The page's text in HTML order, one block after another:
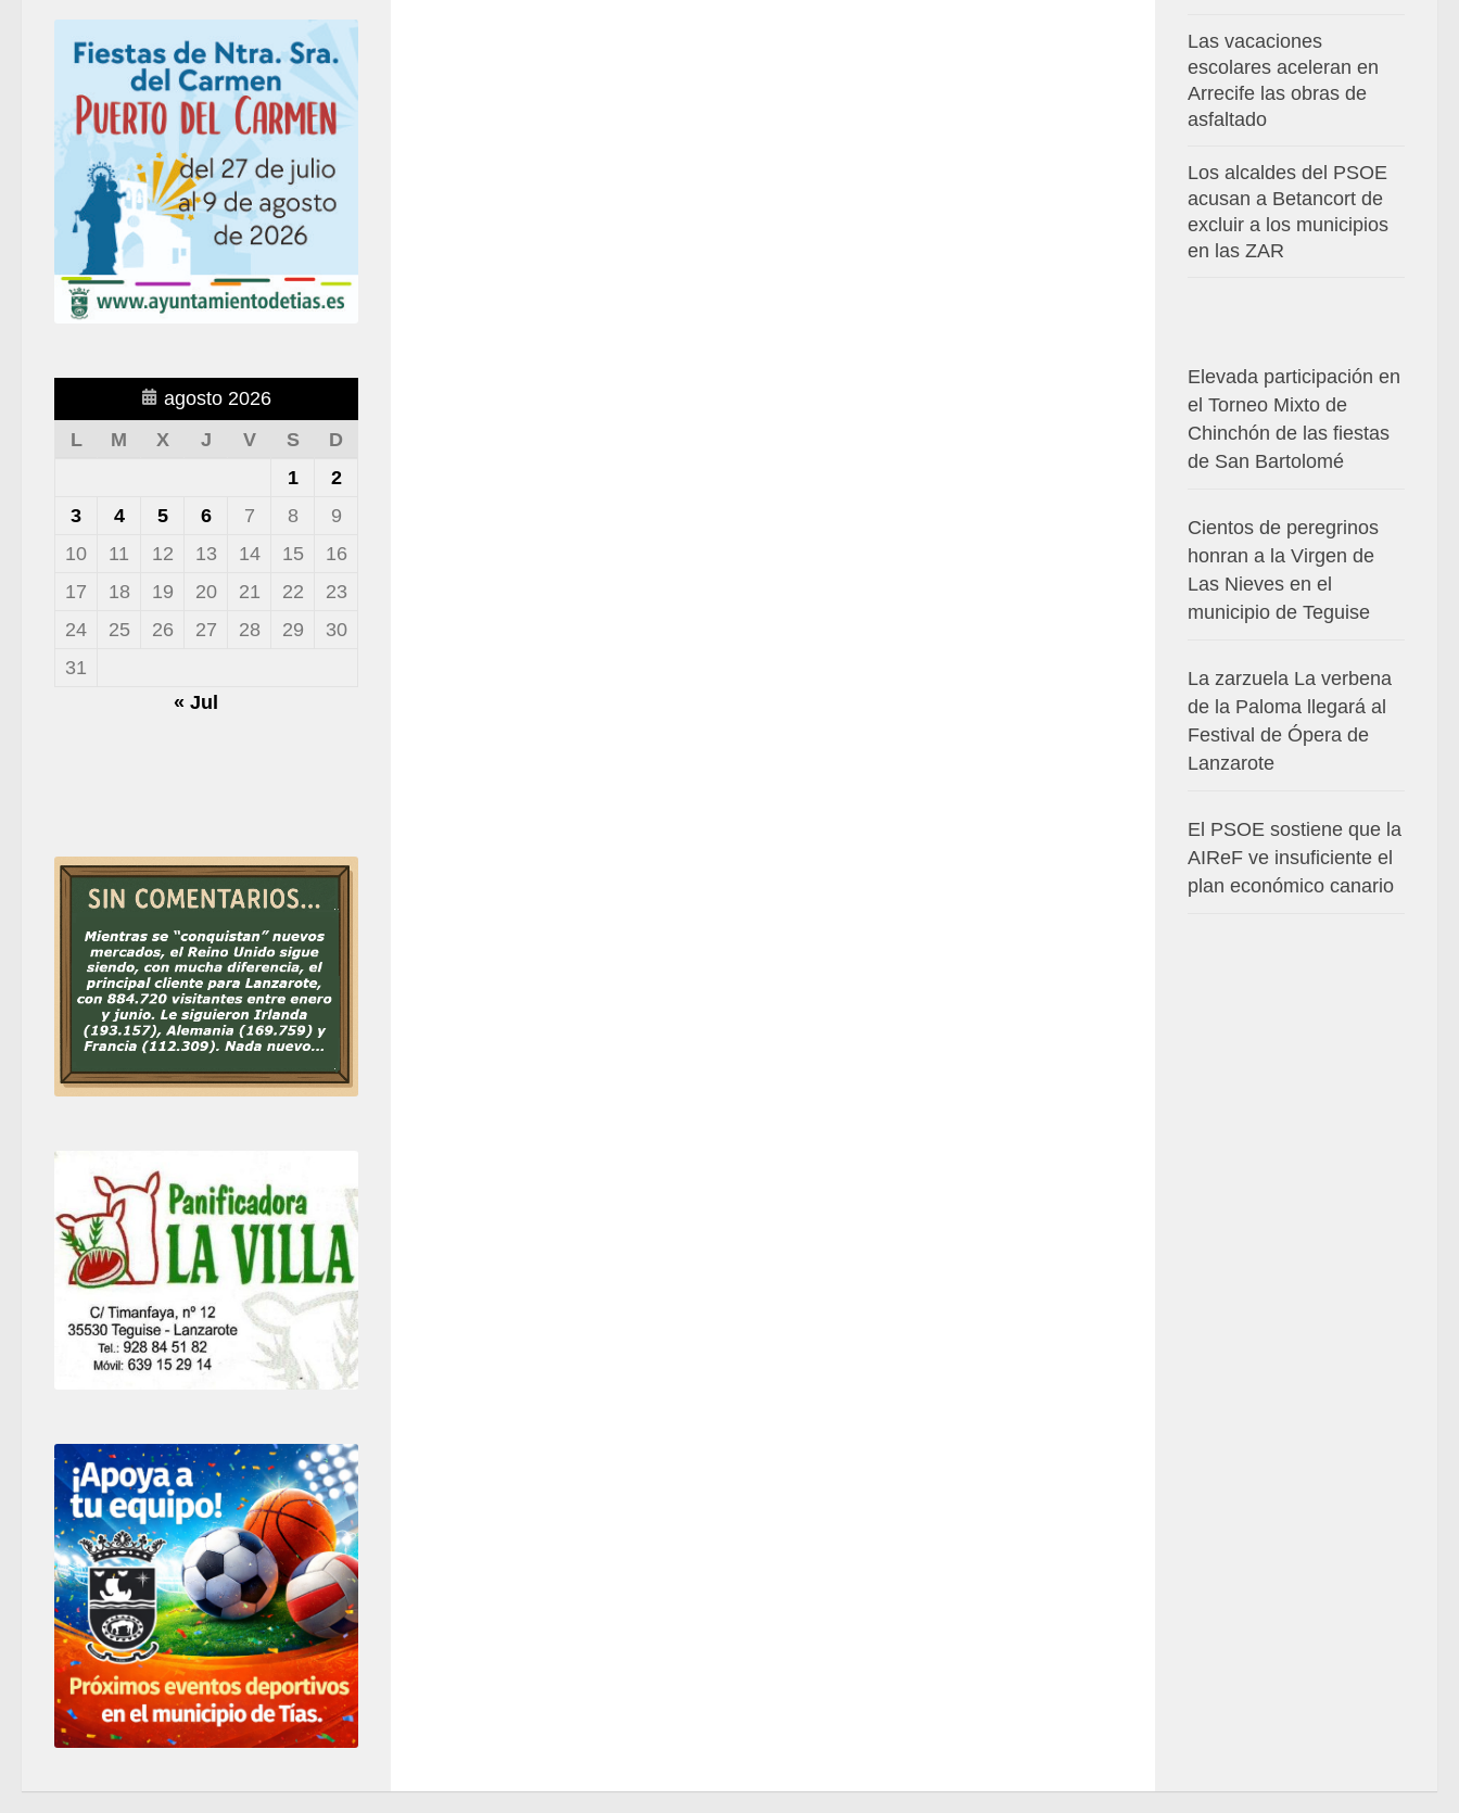
agosto 2026
L
M X J V S
D
1
2
3
4 5 6 7 8
9
10
11 12 13 14 15
16
17
18 19 20 21 22
23
24
25 26 27 28 29
30
31
« Jul
Las vacaciones
escolares aceleran en
Arrecife las obras de
asfaltado
Los alcaldes del PSOE
acusan a Betancort de
excluir a los municipios
en las ZAR
Elevada participación en
el Torneo Mixto de
Chinchón de las fiestas
de San Bartolomé
Cientos de peregrinos
honran a la Virgen de
Las Nieves en el
municipio de Teguise
La zarzuela La verbena
de la Paloma llegará al
Festival de Ópera de
Lanzarote
El PSOE sostiene que la
AIReF ve insuficiente el
plan económico canario